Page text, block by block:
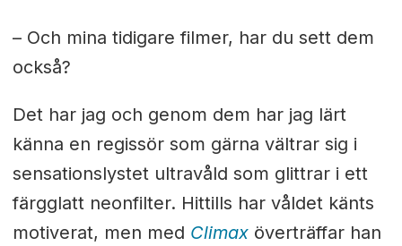
– Och mina tidigare filmer, har du sett dem
också?
Det har jag och genom dem har jag lärt
känna en regissör som gärna vältrar sig i
sensationslystet ultravåld som glittrar i ett
färgglatt neonfilter. Hittills har våldet känts
motiverat, men med Climaxöverträffar han